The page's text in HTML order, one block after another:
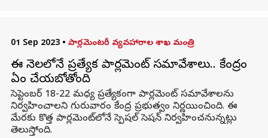
01 Sep 2023 • పార్లమెంటరీ వ్యవహారాల శాఖ మంత్రి
ఈ నెలలోనే ప్రత్యేక పార్లమెంట్ సమావేశాలు.. కేంద్రం
ఏం చేయబోతోంది
సెప్టెంబర్ 18-22 మధ్య ప్రత్యేకంగా పార్లమెంట్ సమావేశాలను
నిర్వహించాలని గురువారం కేంద్ర ప్రభుత్వం నిర్ణయించింది. ఈ
మేరకు కొత్త పార్లమెంట్​లోనే స్పెషల్ సెషన్ నిర్వహించనున్నట్లు
తెలుస్తోంది.